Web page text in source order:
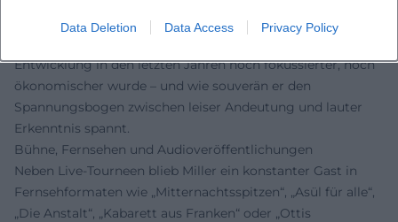
Data Deletion Data Access Privacy Policy
präzise Form der Enthüllung. Die konturierte Produktion
Entwicklung in den letzten Jahren noch fokussierter, noch
ökonomischer wurde – und wie souverän er den
Spannungsbogen zwischen leiser Andeutung und lauter
Erkenntnis spannt.
Bühne, Fernsehen und Audioveröffentlichungen
Neben Live-Tourneen blieb Miller ein konstanter Gast in
Fernsehformaten wie „Mitternachtsspitzen“, „Asül für alle“,
„Die Anstalt“, „Kabarett aus Franken“ oder „Ottis